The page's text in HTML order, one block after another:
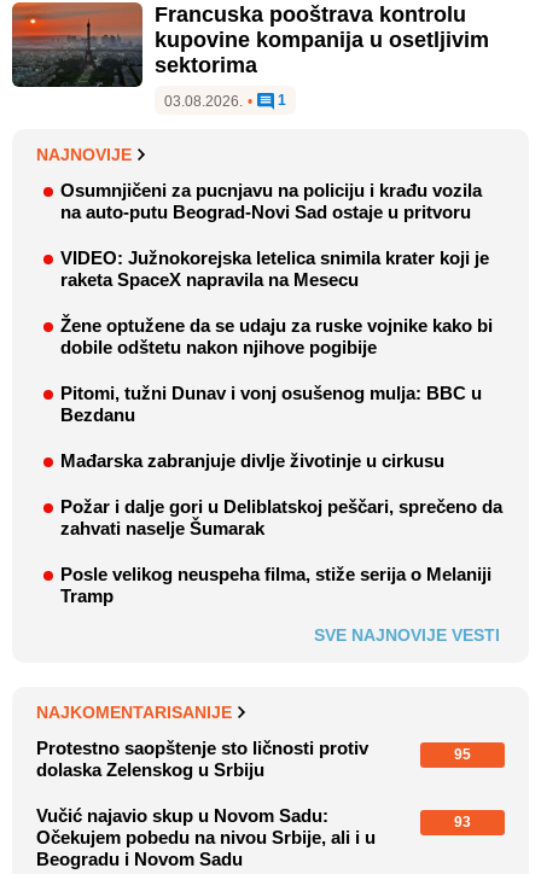
Francuska pooštrava kontrolu
kupovine kompanija u osetljivim
sektorima
03.08.2026. • 1
NAJNOVIJE
Osumnjičeni za pucnjavu na policiju i krađu vozila
na auto-putu Beograd-Novi Sad ostaje u pritvoru
VIDEO: Južnokorejska letelica snimila krater koji je
raketa SpaceX napravila na Mesecu
Žene optužene da se udaju za ruske vojnike kako bi
dobile odštetu nakon njihove pogibije
Pitomi, tužni Dunav i vonj osušenog mulja: BBC u
Bezdanu
Mađarska zabranjuje divlje životinje u cirkusu
Požar i dalje gori u Deliblatskoj peščari, sprečeno da
zahvati naselje Šumarak
Posle velikog neuspeha filma, stiže serija o Melaniji
Tramp
SVE NAJNOVIJE VESTI
NAJKOMENTARISANIJE
Protestno saopštenje sto ličnosti protiv
dolaska Zelenskog u Srbiju
95
Vučić najavio skup u Novom Sadu:
Očekujem pobedu na nivou Srbije, ali i u
Beogradu i Novom Sadu
93